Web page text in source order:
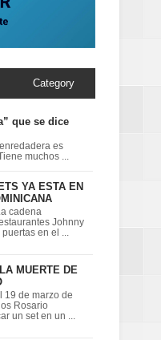
Category
que se dice
es
muchos ...
YA ESTA EN
cadena
Johnny
en el ...
MUERTE DE
19 de marzo de
Rosario
un set en un ...